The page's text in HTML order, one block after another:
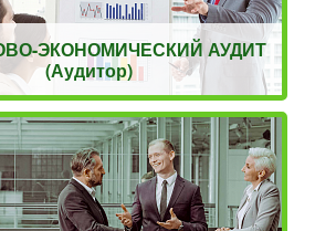
ЭКОНОМИЧЕСКИЙ АУДИТ
(Аудитор)